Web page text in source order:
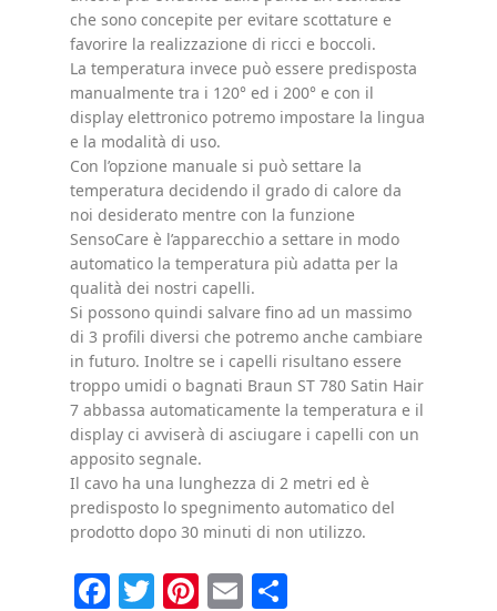
che sono concepite per evitare scottature e
favorire la realizzazione di ricci e boccoli.
La temperatura invece può essere predisposta
manualmente tra i 120° ed i 200° e con il
display elettronico potremo impostare la lingua
e la modalità di uso.
Con l’opzione manuale si può settare la
temperatura decidendo il grado di calore da
noi desiderato mentre con la funzione
SensoCare è l’apparecchio a settare in modo
automatico la temperatura più adatta per la
qualità dei nostri capelli.
Si possono quindi salvare fino ad un massimo
di 3 profili diversi che potremo anche cambiare
in futuro. Inoltre se i capelli risultano essere
troppo umidi o bagnati Braun ST 780 Satin Hair
7 abbassa automaticamente la temperatura e il
display ci avviserà di asciugare i capelli con un
apposito segnale.
Il cavo ha una lunghezza di 2 metri ed è
predisposto lo spegnimento automatico del
prodotto dopo 30 minuti di non utilizzo.
Facebook
Twitter
Pinterest
Email